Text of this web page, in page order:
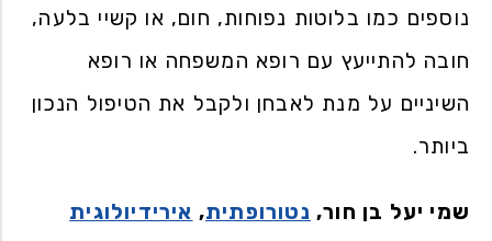
נוספים כמו בלוטות נפוחות, חום, או קשיי בלעה,
חובה להתייעץ עם רופא המשפחה או רופא
השיניים על מנת לאבחן ולקבל את הטיפול הנכון
ביותר.
שמי יעל בן חור, נטורופתית, אירידיולוגית